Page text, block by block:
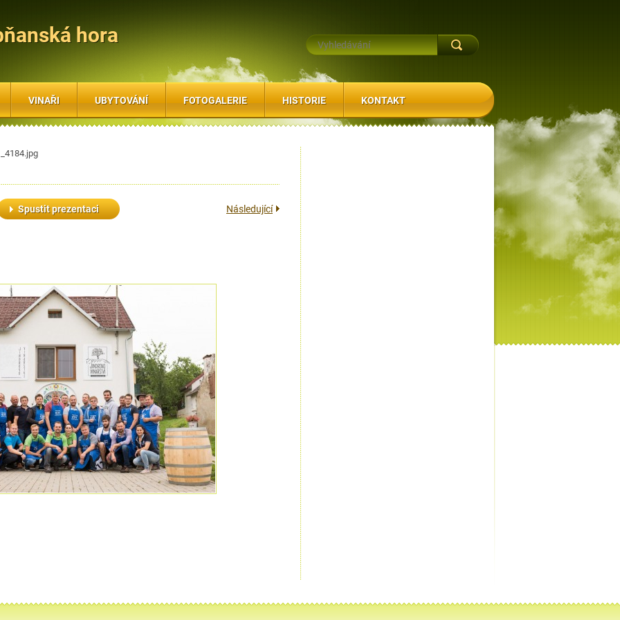
hora
Spustit prezentaci Následující
VINAŘI UBYTOVÁNÍ FOTOGALERIE HISTORIE KONTAKT